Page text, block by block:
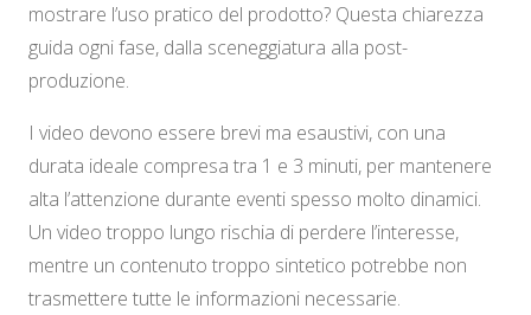
mostrare l’uso pratico del prodotto? Questa chiarezza
guida ogni fase, dalla sceneggiatura alla post-
produzione.
I video devono essere brevi ma esaustivi, con una
durata ideale compresa tra 1 e 3 minuti, per mantenere
alta l’attenzione durante eventi spesso molto dinamici.
Un video troppo lungo rischia di perdere l’interesse,
mentre un contenuto troppo sintetico potrebbe non
trasmettere tutte le informazioni necessarie.